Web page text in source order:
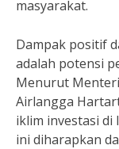
masyarakat.
Dampak positif
adalah potensi
Menurut
Airlangga
iklim investasi di
ini diharapkan